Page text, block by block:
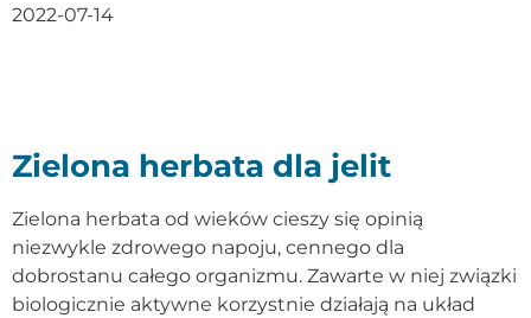
2022-07-14
Zielona herbata dla jelit
Zielona herbata od wieków cieszy się opinią
niezwykle zdrowego napoju, cennego dla
dobrostanu całego organizmu. Zawarte w niej związki
biologicznie aktywne korzystnie działają na układ